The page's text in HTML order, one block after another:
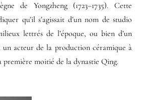
de Yongzheng (1723–1735). Cette
qu’il s’agissait d’un nom de studio
lettrés de l’époque, ou bien d’un
un acteur de la production céramique à
première moitié de la dynastie Qing.